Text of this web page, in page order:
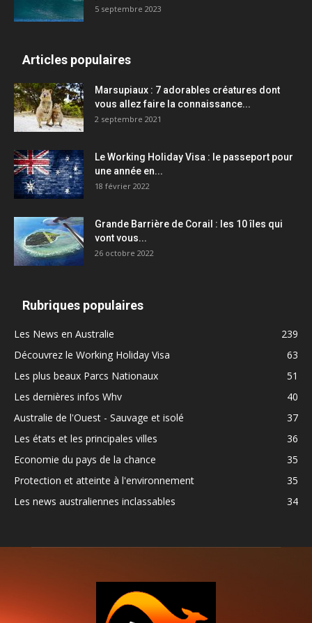
5 septembre 2023
Articles populaires
Marsupiaux : 7 adorables créatures dont
vous allez faire la connaissance...
2 septembre 2021
Le Working Holiday Visa : le passeport pour
une année en...
18 février 2022
Grande Barrière de Corail : les 10 îles qui
vont vous...
26 octobre 2022
Rubriques populaires
Les News en Australie
239
Découvrez le Working Holiday Visa
63
Les plus beaux Parcs Nationaux
51
Les dernières infos Whv
40
Australie de l'Ouest - Sauvage et isolé
37
Les états et les principales villes
36
Economie du pays de la chance
35
Protection et atteinte à l'environnement
35
Les news australiennes inclassables
34